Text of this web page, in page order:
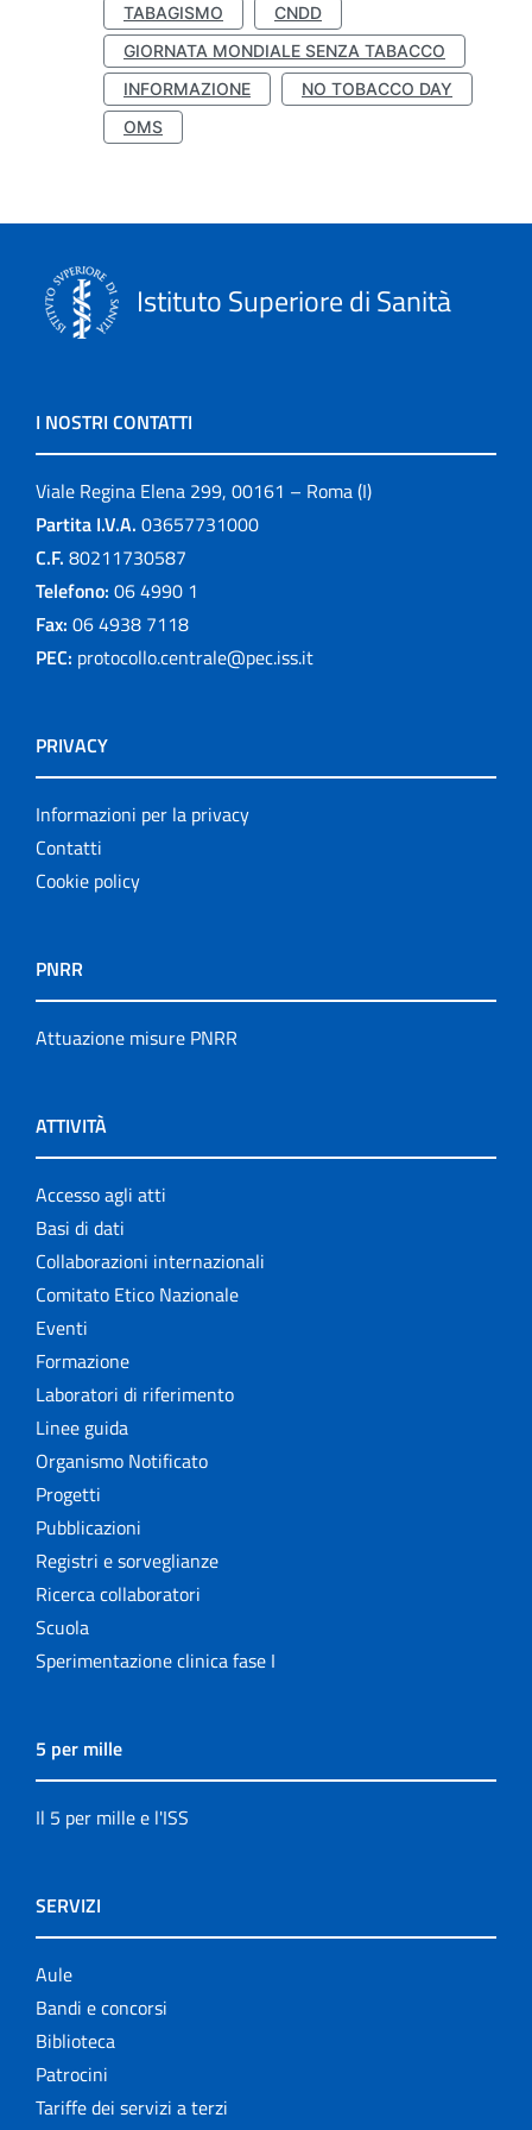
TABAGISMO
CNDD
GIORNATA MONDIALE SENZA TABACCO
INFORMAZIONE
NO TOBACCO DAY
OMS
Istituto Superiore di Sanità
I NOSTRI CONTATTI
Viale Regina Elena 299, 00161 – Roma (I)
Partita I.V.A. 03657731000
C.F. 80211730587
Telefono: 06 4990 1
Fax: 06 4938 7118
PEC: protocollo.centrale@pec.iss.it
PRIVACY
Informazioni per la privacy
Contatti
Cookie policy
PNRR
Attuazione misure PNRR
ATTIVITÀ
Accesso agli atti
Basi di dati
Collaborazioni internazionali
Comitato Etico Nazionale
Eventi
Formazione
Laboratori di riferimento
Linee guida
Organismo Notificato
Progetti
Pubblicazioni
Registri e sorveglianze
Ricerca collaboratori
Scuola
Sperimentazione clinica fase I
5 per mille
Il 5 per mille e l'ISS
SERVIZI
Aule
Bandi e concorsi
Biblioteca
Patrocini
Tariffe dei servizi a terzi